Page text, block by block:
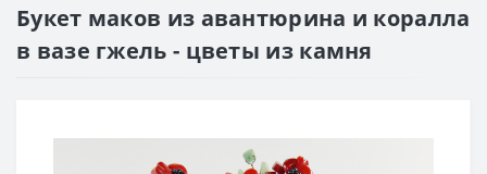
Букет маков из авантюрина и коралла
в вазе гжель - цветы из камня